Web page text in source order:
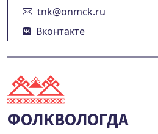
tnk@onmck.ru
Вконтакте
ФОЛКВОЛОГДА